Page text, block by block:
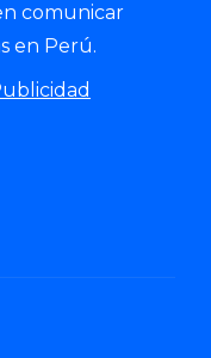
comunicar
en Perú.